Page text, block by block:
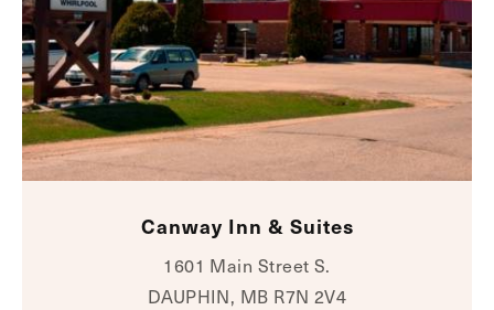
Canway Inn & Suites
1601 Main Street S.
DAUPHIN, MB R7N 2V4